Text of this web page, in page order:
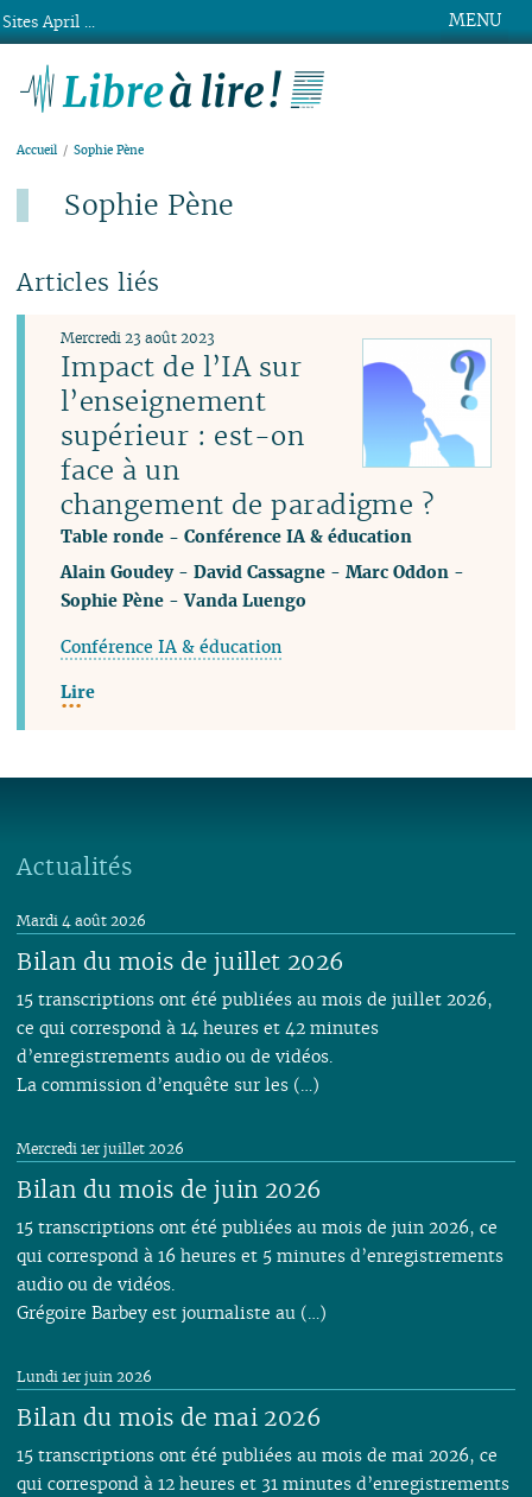
MENU
Accueil Sophie Pène
Sophie Pène
Articles liés
Impact de l’IA sur
l’enseignement
supérieur : est-on
face à un
changement de paradigme ?
Table ronde - Conférence IA & éducation
Mercredi 23 août 2023
Alain Goudey-David Cassagne -Marc Oddon -
Sophie Pène -Vanda Luengo
Conférence IA & éducation
Lire
Actualités
Bilan du mois de juillet 2026
Mardi 4 août 2026
15 transcriptions ont été publiées au mois de juillet 2026,
ce qui correspond à 14 heures et 42 minutes
d’enregistrements audio ou de vidéos.
La commission d’enquête sur les (…)
Bilan du mois de juin 2026
Mercredi 1er juillet 2026
15 transcriptions ont été publiées au mois de juin 2026, ce
qui correspond à 16 heures et 5 minutes d’enregistrements
audio ou de vidéos.
Grégoire Barbey est journaliste au (…)
Bilan du mois de mai 2026
Lundi 1er juin 2026
15 transcriptions ont été publiées au mois de mai 2026, ce
qui correspond à 12 heures et 31 minutes d’enregistrements
Sites April ...